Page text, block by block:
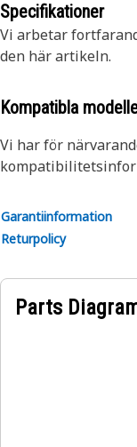
Specifikationer
Vi arbetar
den här artikeln.
Kompatibla
Vi har för
Garantiinformation
Returpolicy
Parts